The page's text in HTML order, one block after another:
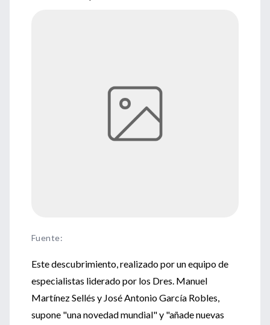
Fuente:
Este descubrimiento, realizado por un equipo de
especialistas liderado por los Dres. Manuel
Martínez Sellés y José Antonio García Robles,
supone "una novedad mundial" y "añade nuevas